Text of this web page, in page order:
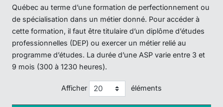
Québec au terme d’une formation de perfectionnement ou
de spécialisation dans un métier donné. Pour accéder à
cette formation, il faut être titulaire d’un diplôme d’études
professionnelles (DEP) ou exercer un métier relié au
programme d’études. La durée d’une ASP varie entre 3 et
9 mois (300 à 1230 heures).
Afficher éléments